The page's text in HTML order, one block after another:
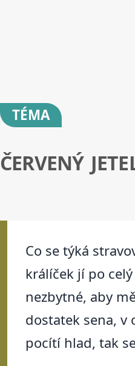
TÉMA
ČERVENÝ
Co se týká
králíček jí po
nezbytné, aby
dostatek sena, v
pocítí hlad, tak